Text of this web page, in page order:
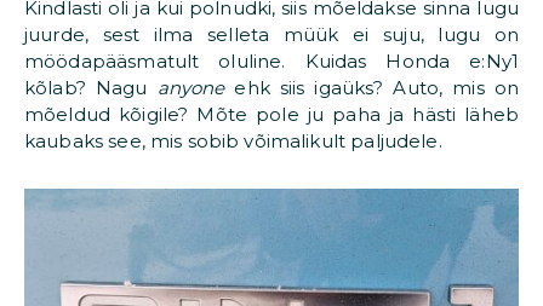
Kindlasti oli ja kui polnudki, siis mõeldakse sinna lugu
juurde, sest ilma selleta müük ei suju, lugu on
möödapääsmatult oluline. Kuidas Honda e:Ny1
kõlab? Nagu anyoneehk siis igaüks? Auto, mis on
mõeldud kõigile? Mõte pole ju paha ja hästi läheb
kaubaks see, mis sobib võimalikult paljudele.